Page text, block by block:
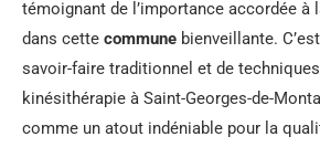
témoignant de l’importance accordée à
dans cette commune bienveillante.
savoir-faire traditionnel et de
kinésithérapie à Saint-Georges-de-
comme un atout indéniable pour la